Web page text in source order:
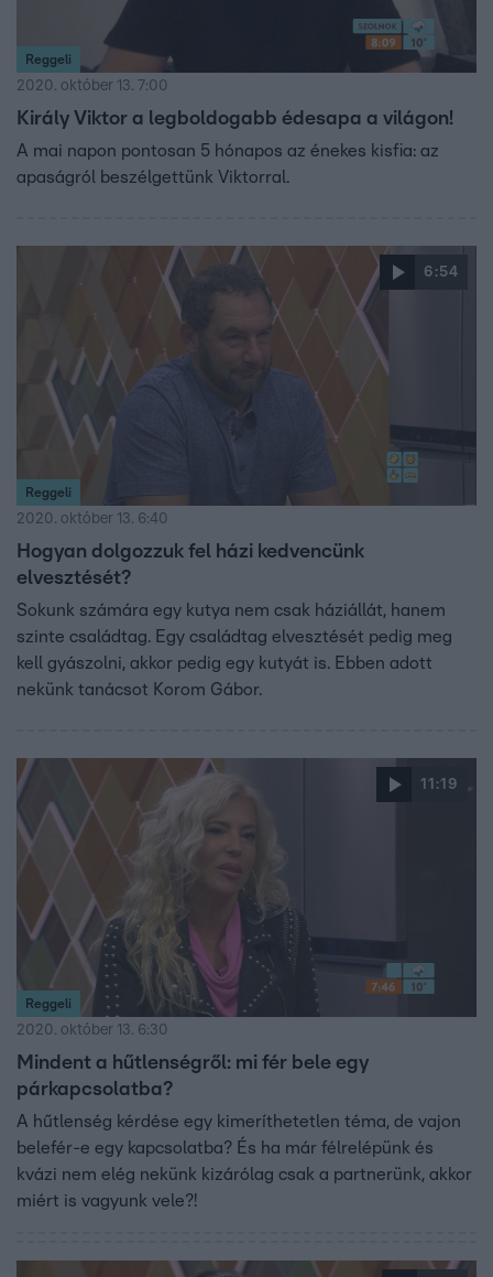
Reggeli
2020. október 13. 7:00
Király Viktor a legboldogabb édesapa a világon!
A mai napon pontosan 5 hónapos az énekes kisfia: az
apaságról beszélgettünk Viktorral.
6:54
Reggeli
2020. október 13. 6:40
Hogyan dolgozzuk fel házi kedvencünk
elvesztését?
Sokunk számára egy kutya nem csak háziállát, hanem
szinte családtag. Egy családtag elvesztését pedig meg
kell gyászolni, akkor pedig egy kutyát is. Ebben adott
nekünk tanácsot Korom Gábor.
11:19
Reggeli
2020. október 13. 6:30
Mindent a hűtlenségről: mi fér bele egy
párkapcsolatba?
A hűtlenség kérdése egy kimeríthetetlen téma, de vajon
belefér-e egy kapcsolatba? És ha már félrelépünk és
kvázi nem elég nekünk kizárólag csak a partnerünk, akkor
miért is vagyunk vele?!